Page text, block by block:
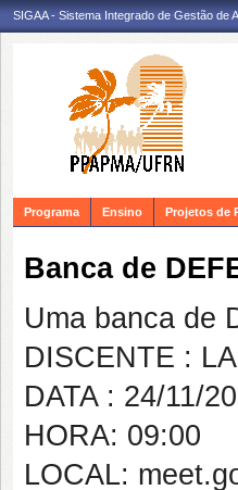
SIGAA - Sistema Integrado de Gestão de
Programa Ensino Projetos de
Banca de
Uma banca de
DISCENTE :
DATA : 24/11/
HORA: 09:00
LOCAL: